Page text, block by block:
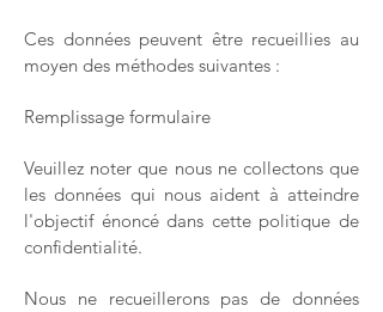
Ces données peuvent être recueillies au
moyen des méthodes suivantes :
Remplissage formulaire
Veuillez noter que nous ne collectons que
les données qui nous aident à atteindre
l'objectif énoncé dans cette politique de
confidentialité.
Nous ne recueillerons pas de données